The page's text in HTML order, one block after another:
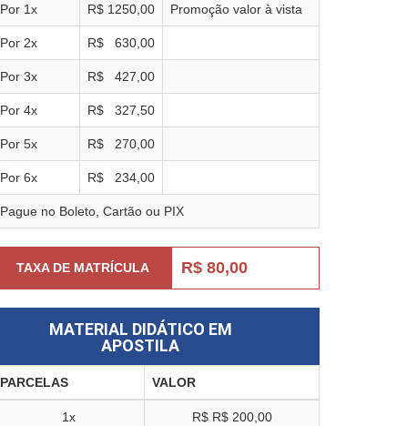
Por 1x R$ 1250,00 Promoção valor à vista
Por 2x R$ 630,00
Por 3x R$ 427,00
Por 4x R$ 327,50
Por 5x R$ 270,00
Por 6x R$ 234,00
Pague no Boleto, Cartão ou PIX
TAXA DE MATRÍCULA R$ 80,00
MATERIAL DIDÁTICO EM
APOSTILA
PARCELAS VALOR
1x R$ R$ 200,00